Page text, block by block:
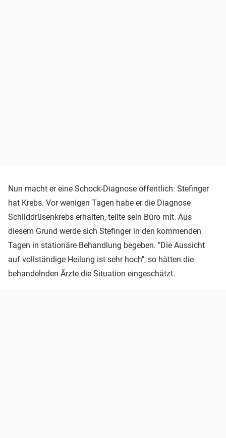
Nun macht er eine Schock-Diagnose öffentlich: Stefinger
hat Krebs. Vor wenigen Tagen habe er die Diagnose
Schilddrüsenkrebs erhalten, teilte sein Büro mit. Aus
diesem Grund werde sich Stefinger in den kommenden
Tagen in stationäre Behandlung begeben. "Die Aussicht
auf vollständige Heilung ist sehr hoch", so hätten die
behandelnden Ärzte die Situation eingeschätzt.